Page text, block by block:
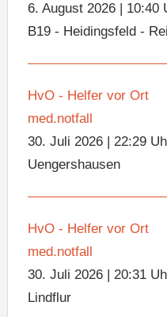
6. August 2026
10:40
B19 - Heidingsfeld -
HvO - Helfer vor Ort
med.notfall
30. Juli 2026 |22:29
Uengershausen
HvO - Helfer vor Ort
med.notfall
30. Juli 2026 |20:31
Lindflur